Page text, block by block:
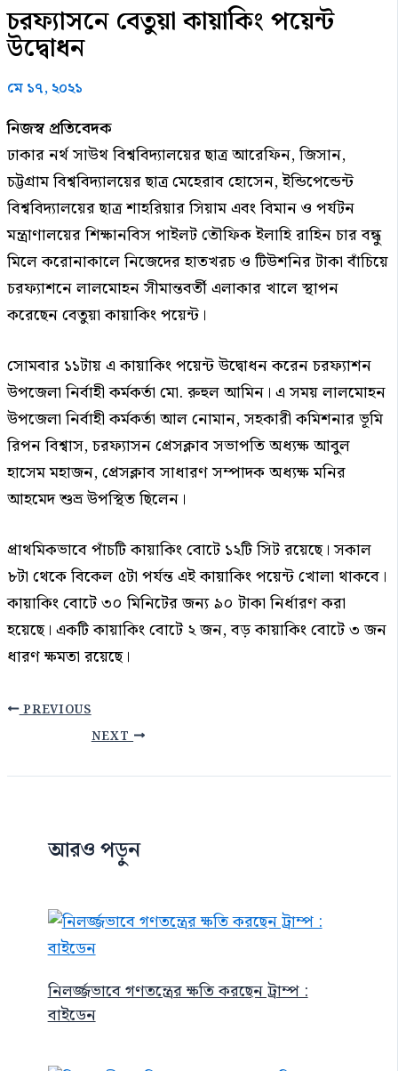
চরফ্যাসনে বেতুয়া কায়াকিং পয়েন্ট
উদ্বোধন
মে ১৭, ২০২১
নিজস্ব প্রতিবেদক
ঢাকার নর্থ সাউথ বিশ্ববিদ্যালয়ের ছাত্র আরেফিন, জিসান,
চট্টগ্রাম বিশ্ববিদ্যালয়ের ছাত্র মেহেরাব হোসেন, ইন্ডিপেন্ডেন্ট
বিশ্ববিদ্যালয়ের ছাত্র শাহরিয়ার সিয়াম এবং বিমান ও পর্যটন
মন্ত্রাণালয়ের শিক্ষানবিস পাইলট তৌফিক ইলাহি রাহিন চার বন্ধু
মিলে করোনাকালে নিজেদের হাতখরচ ও টিউশনির টাকা বাঁচিয়ে
চরফ্যাশনে লালমোহন সীমান্তবর্তী এলাকার খালে স্থাপন
করেছেন বেতুয়া কায়াকিং পয়েন্ট।
সোমবার ১১টায় এ কায়াকিং পয়েন্ট উদ্বোধন করেন চরফ্যাশন
উপজেলা নির্বাহী কর্মকর্তা মো. রুহুল আমিন। এ সময় লালমোহন
উপজেলা নির্বাহী কর্মকর্তা আল নোমান, সহকারী কমিশনার ভূমি
রিপন বিশ্বাস, চরফ্যাসন প্রেসক্লাব সভাপতি অধ্যক্ষ আবুল
হাসেম মহাজন, প্রেসক্লাব সাধারণ সম্পাদক অধ্যক্ষ মনির
আহমেদ শুভ্র উপস্থিত ছিলেন।
প্রাথমিকভাবে পাঁচটি কায়াকিং বোটে ১২টি সিট রয়েছে। সকাল
৮টা থেকে বিকেল ৫টা পর্যন্ত এই কায়াকিং পয়েন্ট খোলা থাকবে।
কায়াকিং বোটে ৩০ মিনিটের জন্য ৯০ টাকা নির্ধারণ করা
হয়েছে। একটি কায়াকিং বোটে ২ জন, বড় কায়াকিং বোটে ৩ জন
ধারণ ক্ষমতা রয়েছে।
PREVIOUS
NEXT
আরও পড়ুন
নিলর্জ্জভাবে গণতন্ত্রের ক্ষতি করছেন ট্রাম্প :
বাইডেন